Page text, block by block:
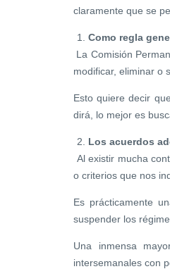
claramente que se
Como regla
La Comisión
modificar, eliminar o
Esto quiere decir
dirá, lo mejor es
Los acuerdos
Al existir mucha
o criterios que nos
Es prácticamente
suspender los
Una inmensa
intersemanales con